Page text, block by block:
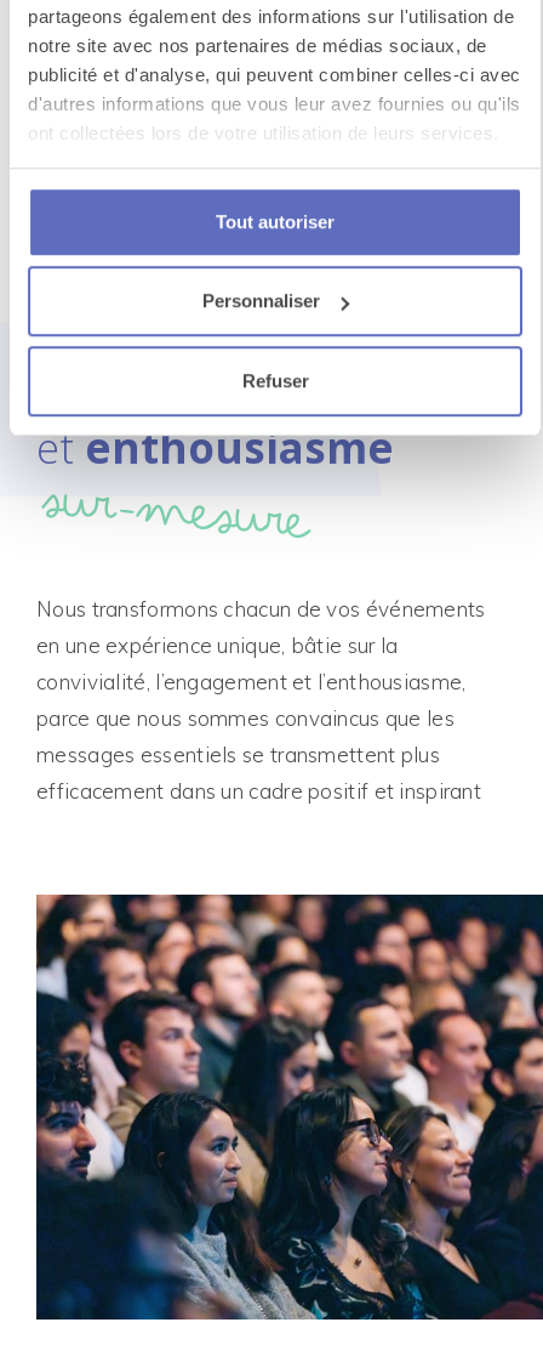
partageons également des informations sur l'utilisation de
notre site avec nos partenaires de médias sociaux, de
publicité et d'analyse, qui peuvent combiner celles-ci avec
d'autres informations que vous leur avez fournies ou qu'ils
ont collectées lors de votre utilisation de leurs services.
Tout autoriser
Personnaliser
Refuser
turquoise qui se jettent sur les falaises. Que
diriez-vous...
Voir toutes les activités en
Algarve
Un événement
qui rassemble
impact stratégique
etenthousiasme
sur-mesure
Nous transformons chacun de vos événements
en une expérience unique, bâtie sur la
convivialité, l’engagement et l’enthousiasme,
parce que nous sommes convaincus que les
messages essentiels se transmettent plus
efficacement dans un cadre positif et inspirant